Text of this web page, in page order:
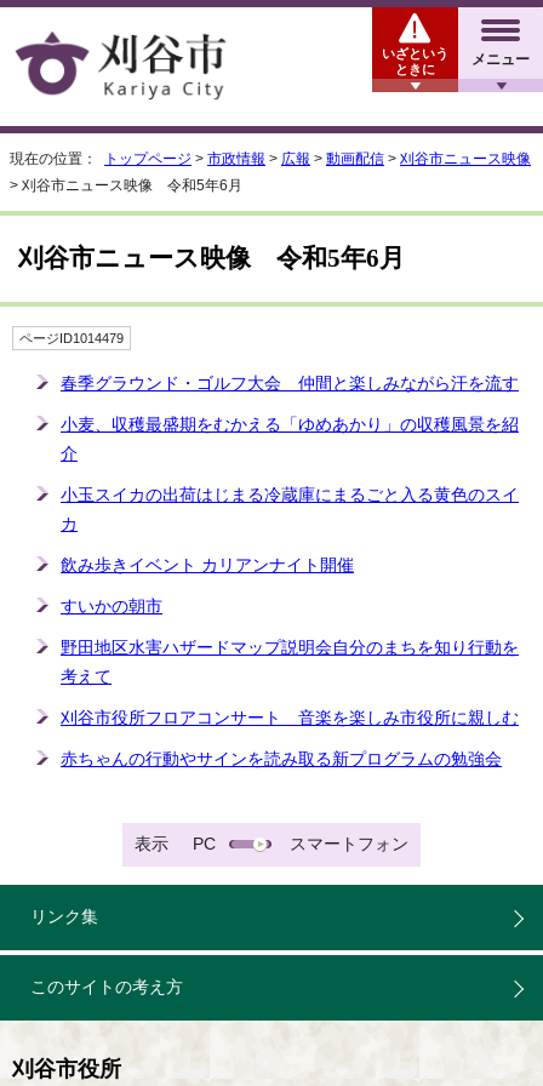
メニュー
いざという
ときに
現在の位置： トップページ > 市政情報 > 広報 > 動画配信 > 刈谷市ニュース映像
> 刈谷市ニュース映像 令和5年6月
刈谷市ニュース映像 令和5年6月
ページID1014479
春季グラウンド・ゴルフ大会 仲間と楽しみながら汗を流す
小麦、収穫最盛期をむかえる「ゆめあかり」の収穫風景を紹
介
小玉スイカの出荷はじまる冷蔵庫にまるごと入る黄色のスイ
カ
飲み歩きイベント カリアンナイト開催
すいかの朝市
野田地区水害ハザードマップ説明会自分のまちを知り行動を
考えて
刈谷市役所フロアコンサート 音楽を楽しみ市役所に親しむ
赤ちゃんの行動やサインを読み取る新プログラムの勉強会
表示 PC スマートフォン
リンク集
このサイトの考え方
刈谷市役所